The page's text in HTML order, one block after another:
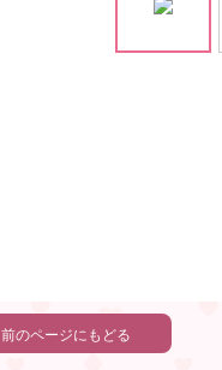
前のページにもどる